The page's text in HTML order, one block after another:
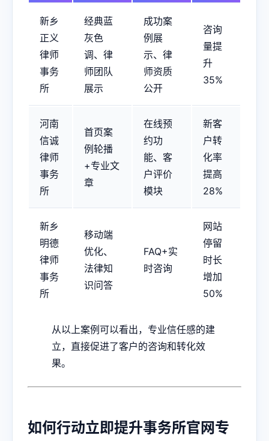
新乡
正义
律师
事务
所
经典蓝
灰色
调、律
师团队
展示
成功案
例展
示、律
师资质
公开
咨询
量提
升
35%
河南
信诚
律师
事务
所
首页案
例轮播
+专业文
章
在线预
约功
能、客
户评价
模块
新客
户转
化率
提高
28%
新乡
明德
律师
事务
所
移动端
优化、
法律知
识问答
FAQ+实
时咨询
网站
停留
时长
增加
50%
从以上案例可以看出，专业信任感的建
立，直接促进了客户的咨询和转化效
果。
如何行动立即提升事务所官网专